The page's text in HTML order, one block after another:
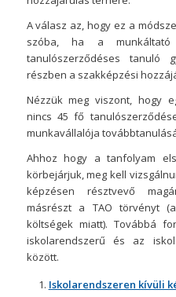
A válasz az, hogy ez a
szóba, ha a
tanulószerződéses tanuló
részben a szakképzési
Nézzük meg viszont, hogy
nincs 45 fő
munkavállalója
Ahhoz hogy a tanfolyam
körbejárjuk, meg kell
képzésen résztvevő
másrészt a TAO törvényt
költségek miatt). Továbbá
iskolarendszerű és az
között.
Iskolarendszeren kívüli